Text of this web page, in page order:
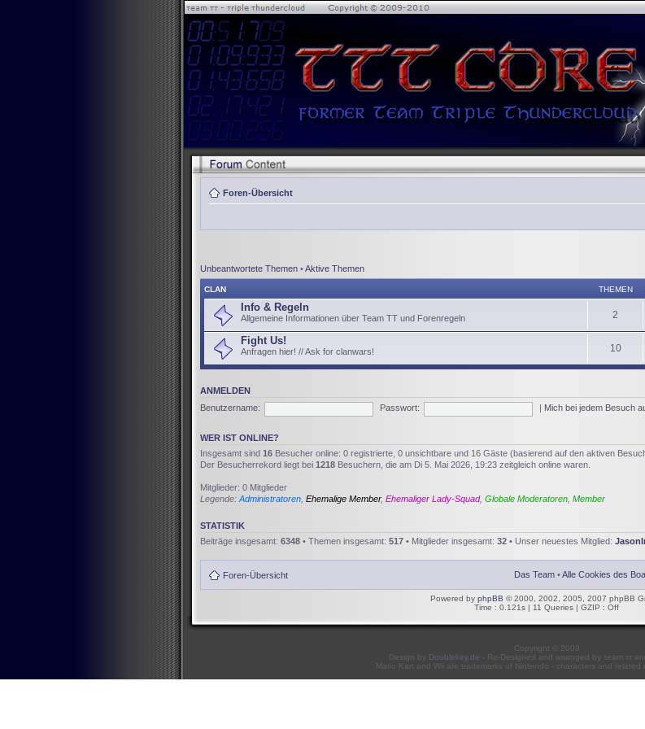
Foren-Übersicht
Unbeantwortete Themen •Aktive Themen
CLAN THEMEN
Info & Regeln
Allgemeine Informationen über Team TT und Forenregeln 2
Fight Us!
Anfragen hier! // Ask for clanwars! 10
ANMELDEN
Benutzername:
Passwort: Mich bei jedem Besuch
WER IST ONLINE?
Insgesamt sind 16 Besucher online: 0 registrierte, 0 unsichtbare und 16 Gäste (basierend auf den aktiven
Der Besucherrekord liegt bei 1218 Besuchern, die am Di 5. Mai 2026, 19:23 zeitgleich online waren.
Mitglieder: 0 Mitglieder
Legende: Administratoren Ehemalige Member, Ehemaliger Lady-Squad, Globale Moderatoren Member
STATISTIK
Beiträge insgesamt: 6348 • Themen insgesamt: 517 • Mitglieder insgesamt: 32 • Unser neuestes Mitglied:
Foren-Übersicht Das Team •Alle Cookies des
Powered by phpBB © 2000, 2002, 2005, 2007 phpBB
Time : 0.121s | 11 Queries | GZIP : Off
Copyright © 2009
Design by Doublekey.de - Re-Designed and arranged by τeam ττ
Mario Kart and Wii are trademarks of Nintendo - characters and related